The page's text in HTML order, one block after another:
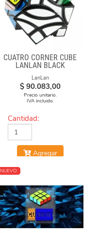
CUATRO CORNER CUBE
LANLAN BLACK
LanLan
$ 90.083,00
Precio unitario.
IVA incluido.
Cantidad:
Agregar
NUEVO